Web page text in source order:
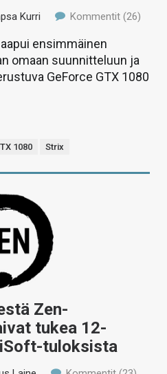
Kurri Kommentit (26)
ensimmäinen
omaan suunnitteluun ja
GeForce GTX 1080
1080 Strix
Zen-
tukea 12-
tuloksista